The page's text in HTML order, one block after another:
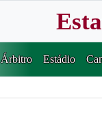
Árbitro Estádio